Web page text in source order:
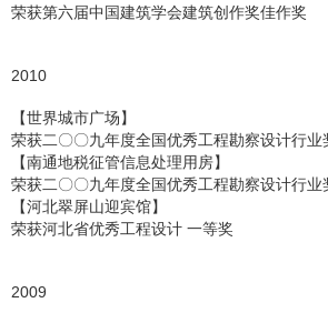
荣获第六届中国建筑学会建筑创作奖佳作奖
2010
【世界城市广场】
荣获二〇〇九年度全国优秀工程勘察设计行业
【南通地税征管信息处理用房】
荣获二〇〇九年度全国优秀工程勘察设计行业
【河北翠屏山迎宾馆】
荣获河北省优秀工程设计 一等奖
2009